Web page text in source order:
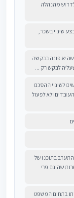
לדרוש מהנהלה
שינוי בשכר,
שהיא פונה בבקשה
לבקש רק ...
לשינוי ההסכם
ולא לפעול
בתוכנו של
שהינם פרי
בתחום המשפט